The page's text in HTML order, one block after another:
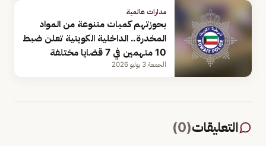
مدارات عالمية
بحوزتهم كميات متنوعة من المواد
المخدرة.. الداخلية الكويتية تعلن ضبط
10 متهمين في 7 قضايا مختلفة
الجمعة 3 يوليو 2026
التعليقات(
0
)